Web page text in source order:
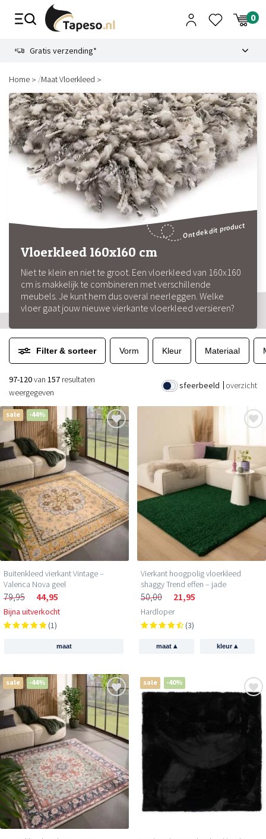
Gratis verzending*
Home /Maat Vloerkleed
Vloerkleed 160x160 cm
Niet te klein en niet te groot. Een vloerkleed van 160x160
cm is makkelijk te combineren met verschillende
meubels. Je kunt hem dus overal neerleggen. Welke
vloer gaat jouw nieuwe vierkante vloerkleed versieren?
Ontdek dit product
Filter & sorteer Vorm Kleur Materiaal
sfeerbeeld overzicht
97-120van 157 resultaten
weergegeven
sale -44%
Buitenkleed vierkant Vintage –
Valenca Nova geel
79,95 44,95
Bijna uitverkocht
(1)
maat
Vierkant hoogpolig vloerkleed
shaggy Trend effen – jade
50,00 21,95
Hardloper
(3)
maat ▴ kleur▴
sale -44% sale -40%